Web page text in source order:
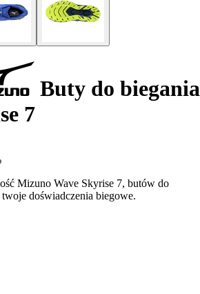
Buty do biegania
7
Mizuno Wave Skyrise 7, butów do
doświadczenia biegowe.